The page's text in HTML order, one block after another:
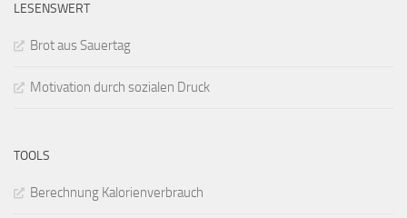
LESENSWERT
Brot aus Sauertag
Motivation durch sozialen Druck
TOOLS
Berechnung Kalorienverbrauch